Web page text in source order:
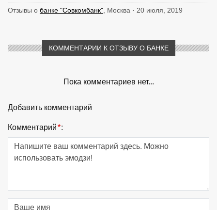
Отзывы о банке "Совкомбанк" , Москва · 20 июля, 2019
КОММЕНТАРИИ К ОТЗЫВУ О БАНКЕ
Пока комментариев нет...
Добавить комментарий
Комментарий*: